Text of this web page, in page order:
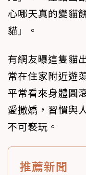
心哪天真的變貓
貓」。
有網友曝這隻貓
常在住家附近遊
平常看來身體圓
愛撒嬌，習慣與
不可褻玩。
推薦新聞